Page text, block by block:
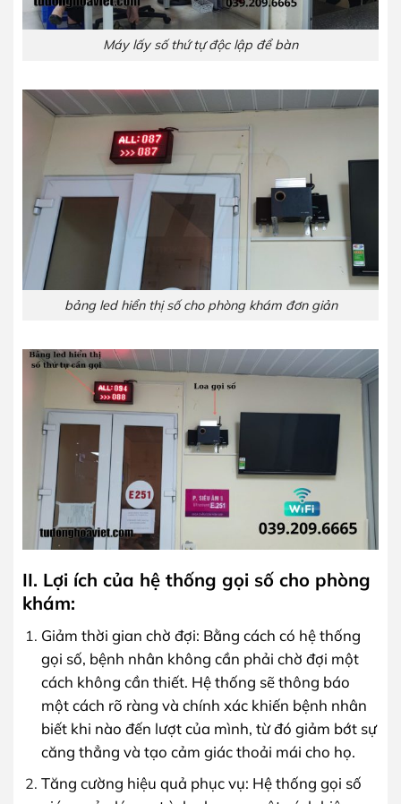
Máy lấy số thứ tự độc lập để bàn
bảng led hiển thị số cho phòng khám đơn giản
II. Lợi ích của hệ thống gọi số cho phòng
khám:
Giảm thời gian chờ đợi: Bằng cách có hệ thống
gọi số, bệnh nhân không cần phải chờ đợi một
cách không cần thiết. Hệ thống sẽ thông báo
một cách rõ ràng và chính xác khiến bệnh nhân
biết khi nào đến lượt của mình, từ đó giảm bớt sự
căng thẳng và tạo cảm giác thoải mái cho họ.
Tăng cường hiệu quả phục vụ: Hệ thống gọi số